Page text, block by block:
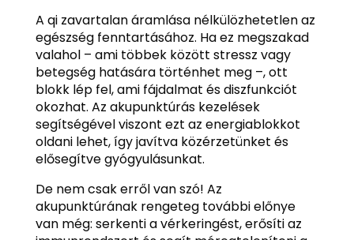
A qi zavartalan áramlása nélkülözhetetlen az
egészség fenntartásához. Ha ez megszakad
valahol – ami többek között stressz vagy
betegség hatására történhet meg –, ott
blokk lép fel, ami fájdalmat és diszfunkciót
okozhat. Az akupunktúrás kezelések
segítségével viszont ezt az energiablokkot
oldani lehet, így javítva közérzetünket és
elősegítve gyógyulásunkat.
De nem csak erről van szó! Az
akupunktúrának rengeteg további előnye
van még: serkenti a vérkeringést, erősíti az